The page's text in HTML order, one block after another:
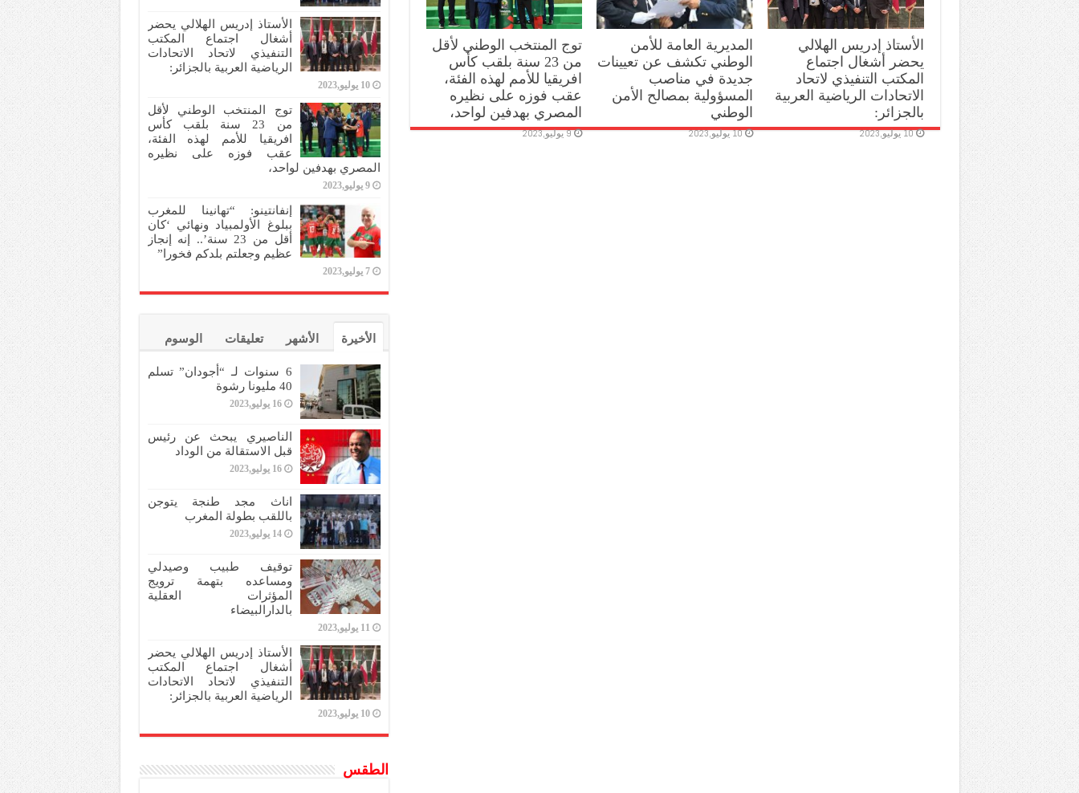
الأستاذ إدريس الهلالي
يحضر أشغال اجتماع
المكتب التنفيذي لاتحاد
الاتحادات الرياضية العربية
بالجزائر:
10 يوليو,2023
المديرية العامة للأمن
الوطني تكشف عن تعيينات
جديدة في مناصب
المسؤولية بمصالح الأمن
الوطني
10 يوليو,2023
توج المنتخب الوطني لأقل
من 23 سنة بلقب كأس
افريقيا للأمم لهذه الفئة،
عقب فوزه على نظيره
المصري بهدفين لواحد،
9 يوليو,2023
الأستاذ إدريس الهلالي يحضر
أشغال اجتماع المكتب
التنفيذي لاتحاد الاتحادات
الرياضية العربية بالجزائر:
10 يوليو,2023
توج المنتخب الوطني لأقل
من 23 سنة بلقب كأس
افريقيا للأمم لهذه الفئة،
عقب فوزه على نظيره
المصري بهدفين لواحد،
9 يوليو,2023
إنفانتينو: “تهانينا للمغرب
ببلوغ الأولمبياد ونهائي ‘كان
أقل من 23 سنة’.. إنه إنجاز
عظيم وجعلتم بلدكم فخورا”
7 يوليو,2023
الأخيرة الأشهر تعليقات الوسوم
6 سنوات لـ “أجودان” تسلم
40 مليونا رشوة
16 يوليو,2023
الناصيري يبحث عن رئيس
قبل الاستقالة من الوداد
16 يوليو,2023
اناث مجد طنجة يتوجن
باللقب بطولة المغرب
14 يوليو,2023
توقيف طبيب وصيدلي
ومساعده بتهمة ترويج
المؤثرات العقلية
بالدارالبيضاء
11 يوليو,2023
الأستاذ إدريس الهلالي يحضر
أشغال اجتماع المكتب
التنفيذي لاتحاد الاتحادات
الرياضية العربية بالجزائر:
10 يوليو,2023
الطقس